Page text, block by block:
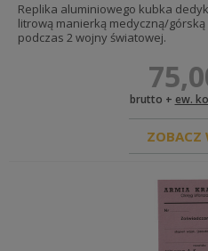
Replika aluminiowego kubka
litrową manierką medyczną/
podczas 2 wojny światowej.
brutto + ew.
ZOBACZ